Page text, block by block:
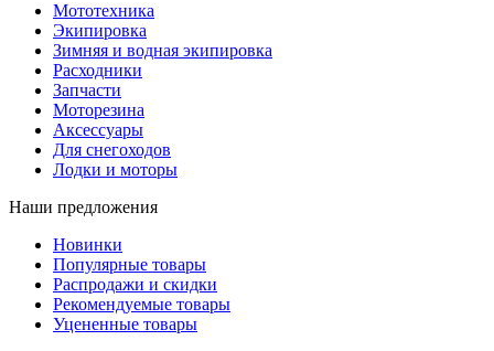
Мототехника
Экипировка
Зимняя и водная экипировка
Расходники
Запчасти
Моторезина
Аксессуары
Для снегоходов
Лодки и моторы
Наши предложения
Новинки
Популярные товары
Распродажи и скидки
Рекомендуемые товары
Уцененные товары